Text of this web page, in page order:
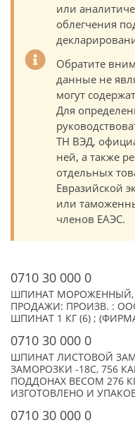
или
облегчения
Обратите
данные не
могут
Для
ТН ВЭД,
ней, а также
отдельных
Евразийской
или
членов ЕАЭС.
0710 30 000 0
ШПИНАТ МОРОЖЕННЫЙ,
ПРОДАЖИ: ПРОИЗВ. :
ШПИНАТ 1 КГ (6) ;
0710 30 000 0
ШПИНАТ ЛИСТОВОЙ
ЗАМОРОЗКИ -18С, 756
ПОДДОНАХ ВЕСОМ 276
ИЗГОТОВЛЕНО И
0710 30 000 0